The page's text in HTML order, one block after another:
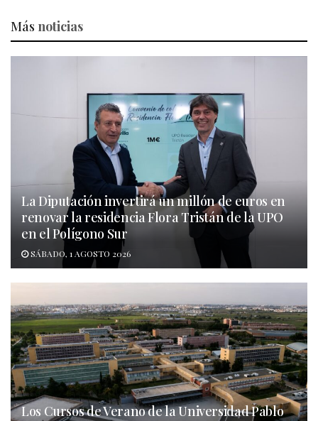
Más noticias
La Diputación invertirá un millón de euros en
renovar la residencia Flora Tristán de la UPO
en el Polígono Sur
SÁBADO, 1 AGOSTO 2026
Los Cursos de Verano de la Universidad Pablo